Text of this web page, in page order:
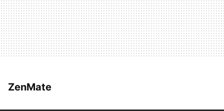
ZenMate